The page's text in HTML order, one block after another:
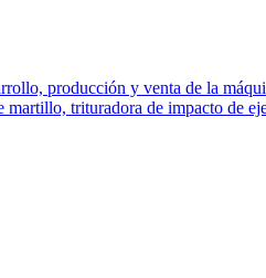
producción y venta de la
trituradora de impacto de